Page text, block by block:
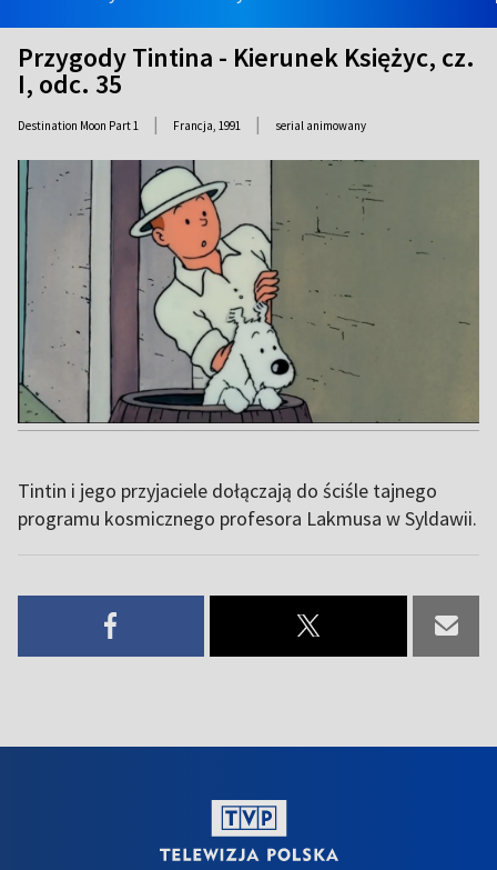
Przygody Tintina - Kierunek Księżyc, cz.
I, odc. 35
Destination Moon Part 1 | Francja, 1991 | serial animowany
Tintin i jego przyjaciele dołączają do ściśle tajnego
programu kosmicznego profesora Lakmusa w Syldawii.